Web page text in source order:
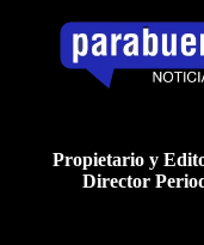
Propietario y
Director